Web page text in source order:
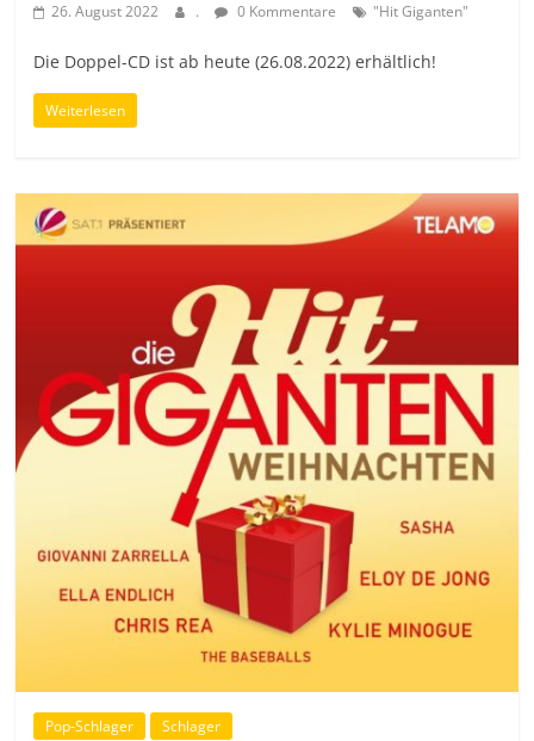
26. August 2022 . 0 Kommentare "Hit Giganten"
Die Doppel-CD ist ab heute (26.08.2022) erhältlich!
Weiterlesen
Pop-Schlager Schlager